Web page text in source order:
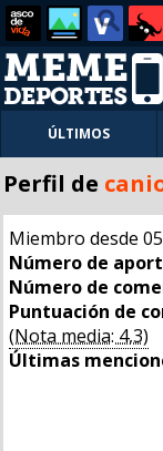
ÚLTIMOS
Perfil de
Miembro desde
Número de
Número de
Puntuación de
(Nota media: 4,3)
Últimas